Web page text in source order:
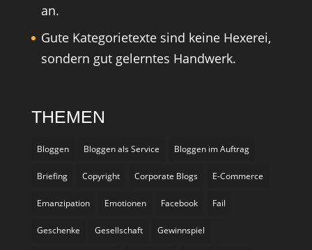
an.
Gute Kategorietexte sind keine Hexerei,
sondern gut gelerntes Handwerk.
THEMEN
Bloggen Bloggen als Service Bloggen im Auftrag
Briefing Copyright Corporate Blogs E-Commerce
Emanzipation Emotionen Facebook Fail
Geschenke Gesellschaft Gewinnspiel